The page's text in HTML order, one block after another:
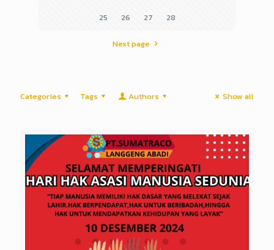
25
26 27 28
Next page
Categories Tags Authors Show all